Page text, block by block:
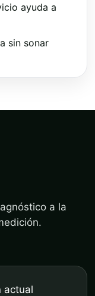
ayuda a
sin sonar
a la
actual